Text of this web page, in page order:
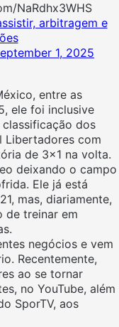
NaRdhx3WHS
arbitragem e
1, 2025
entre as
ele foi inclusive
dos
Libertadores com
de 3×1 na volta.
deixando o campo
Ele já está
mas, diariamente,
de treinar em
negócios e vem
Recentemente,
ao se tornar
no YouTube, além
SporTV, aos